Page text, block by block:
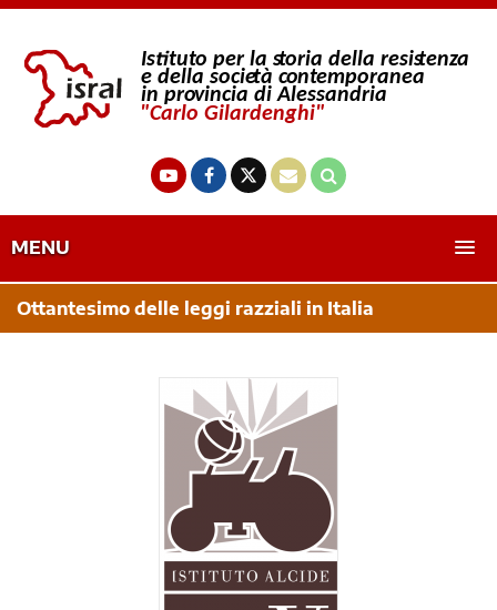
MENU
Ottantesimo delle leggi razziali in Italia